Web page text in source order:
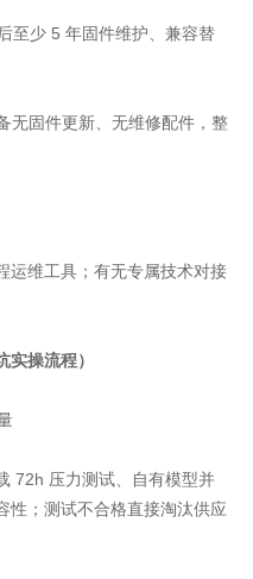
至少 5 年固件维护、兼容替
无固件更新、无维修配件，整
运维工具；有无专属技术对接
操流程）
72h 压力测试、自有模型并
性；测试不合格直接淘汰供应